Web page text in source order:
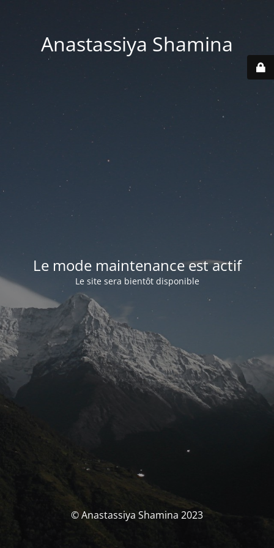
Anastassiya Shamina
Le mode maintenance est actif
Le site sera bientôt disponible
© Anastassiya Shamina 2023